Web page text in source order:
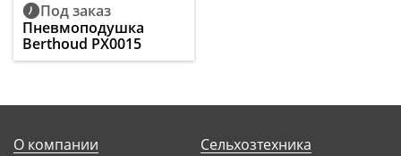
Под заказ
Пневмоподушка
Berthoud PX0015
О компании
Сельхозтехника